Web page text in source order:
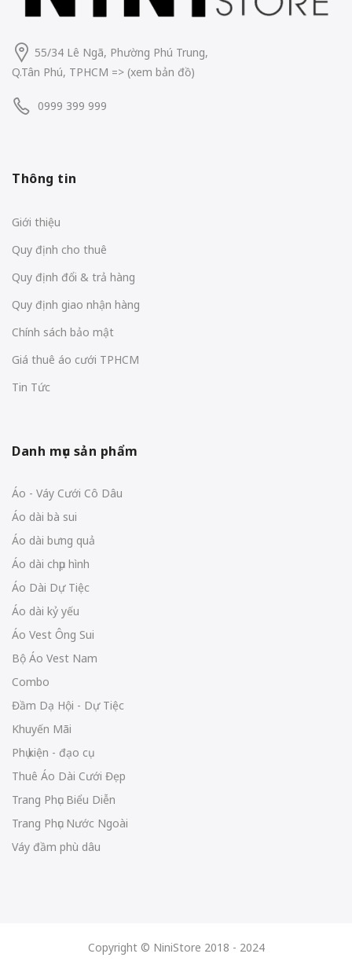
55/34 Lê Ngã, Phường Phú Trung,
Q.Tân Phú, TPHCM => (xem bản đồ)
0999 399 999
Thông tin
Giới thiệu
Quy định cho thuê
Quy định đổi & trả hàng
Quy định giao nhận hàng
Chính sách bảo mật
Giá thuê áo cưới TPHCM
Tin Tức
Danh mục sản phẩm
Áo - Váy Cưới Cô Dâu
Áo dài bà sui
Áo dài bưng quả
Áo dài chụp hình
Áo Dài Dự Tiệc
Áo dài kỷ yếu
Áo Vest Ông Sui
Bộ Áo Vest Nam
Combo
Đầm Dạ Hội - Dự Tiệc
Khuyến Mãi
Phụ kiện - đạo cụ
Thuê Áo Dài Cưới Đẹp
Trang Phục Biểu Diễn
Trang Phục Nước Ngoài
Váy đầm phù dâu
Copyright © NiniStore 2018 - 2024